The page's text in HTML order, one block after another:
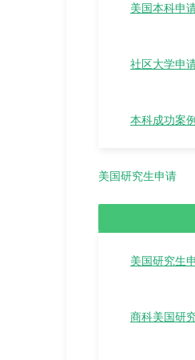
美国本科申
社区大学申
本科成功案
美国研究生申请
美国研究生
商科美国研